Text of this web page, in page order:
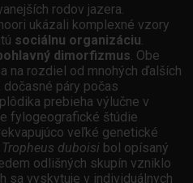
rodov jazera.
ukázali komplexné vzory
sociálnu organizáciu.
dimorfizmus. Obe
na rozdiel od mnohých ďalších
páry počas
prebieha výlučne v
fylogeografické štúdie
veľké genetické
Tropheus duboisi bol opísaný
odlišných skupín vzniklo
sa vyskytuje v individuálnych